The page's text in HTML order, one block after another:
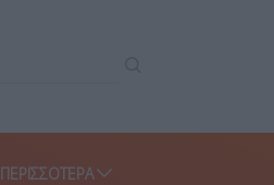
ΠΕΡΙΣΣΌΤΕΡΑ